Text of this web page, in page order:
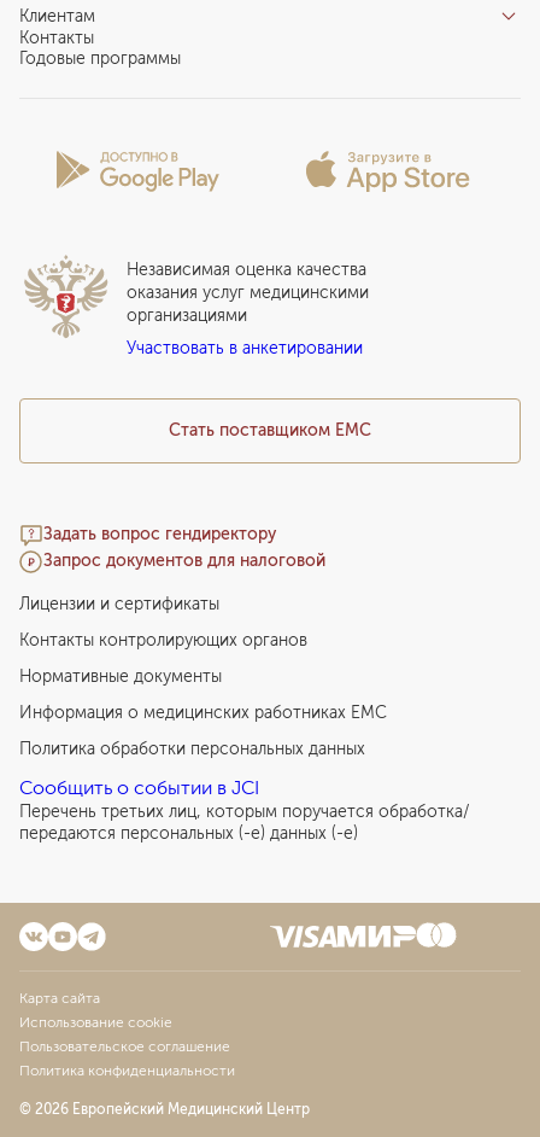
Новости
Специалистам
Лицензии и сертификаты
Сотрудничество
Центры компетенций
Индивидуальный план здоровья
Комплексные программы
Вакцинация
Стационар
Прайс-лист
Подарочный сертификат EMC
Медицинский туризм
Клиентам
Запись на прием
Вопросы и ответы
Статьи
Программы привилегий
Контакты
Годовые программы
Стать поставщиком ЕМС
Задать вопрос гендиректору
Запрос документов для налоговой
Независимая оценка качества
оказания услуг медицинскими
организациями
Участвовать в анкетировании
Лицензии и сертификаты
Контакты контролирующих органов
Нормативные документы
Информация о медицинских работниках EMC
Политика обработки персональных данных
Сообщить о событии в JCI
Перечень третьих лиц, которым поручается обработка/
передаются персональных (-е) данных (-е)
Карта сайта
Использование cookie
Пользовательское соглашение
Политика конфиденциальности
© 2026 Европейский Медицинский Центр